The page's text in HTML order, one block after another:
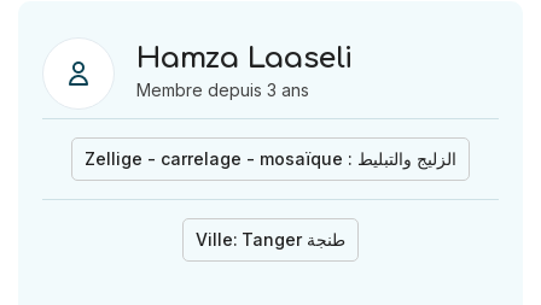
Hamza Laaseli
Membre depuis 3 ans
Zellige - carrelage - mosaïque : الزليج والتبليط
Ville: Tanger طنجة